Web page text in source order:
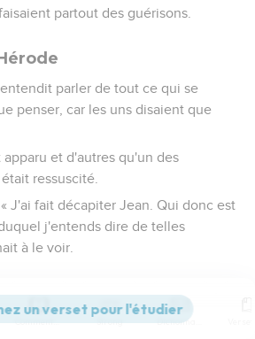
partout des guérisons.
parler de tout ce qui se
penser, car les uns disaient que
et d'autres qu'un des
ressuscité.
J'ai fait décapiter Jean. Qui donc est
j'entends dire de telles
à le voir.
mille hommes
racontèrent à Jésus tout ce qu'ils
Commentaires Strong